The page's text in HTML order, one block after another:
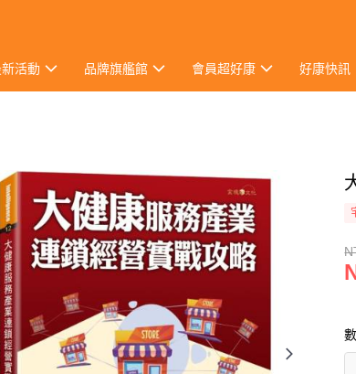
活動 品牌旗艦館 會員超好康 好康快訊